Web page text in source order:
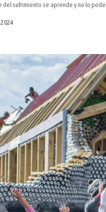
del sufrimiento se aprende y no lo